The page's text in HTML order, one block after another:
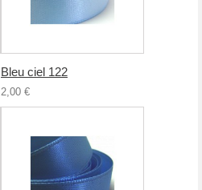
Bleu ciel 122
2,00 €